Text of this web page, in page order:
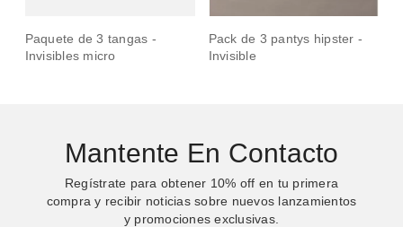
Paquete de 3 tangas -
Invisibles micro
Pack de 3 pantys hipster -
Invisible
Mantente En Contacto
Regístrate para obtener 10% off en tu primera
compra y recibir noticias sobre nuevos lanzamientos
y promociones exclusivas.